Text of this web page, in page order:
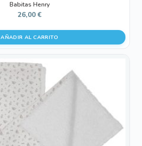
Babitas Henry
26,00 €
AÑADIR AL CARRITO